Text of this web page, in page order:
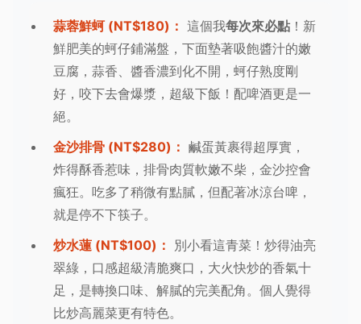
蒜蓉鮮蚵 (NT$180)： 這個我每次來必點 ！新
鮮肥美的蚵仔鋪滿盤，下面墊著吸飽醬汁的嫩
豆腐，蒜香、醬香濃到化不開，蚵仔熟度剛
好，咬下去會爆漿，超級下飯！配啤酒更是一
絕。
金沙排骨 (NT$280)： 鹹蛋黃裹得超厚實，
炸得酥香惹味，排骨肉質軟嫩不柴，金沙控會
瘋狂。吃多了稍微有點膩，但配著冰涼台啤，
就是停不下筷子。
炒水蓮 (NT$100)：
別小看這青菜！炒得油亮
翠綠，口感超級清脆爽口，大火快炒的香氣十
足，是轉換口味、解膩的完美配角。個人覺得
比炒高麗菜更有特色。